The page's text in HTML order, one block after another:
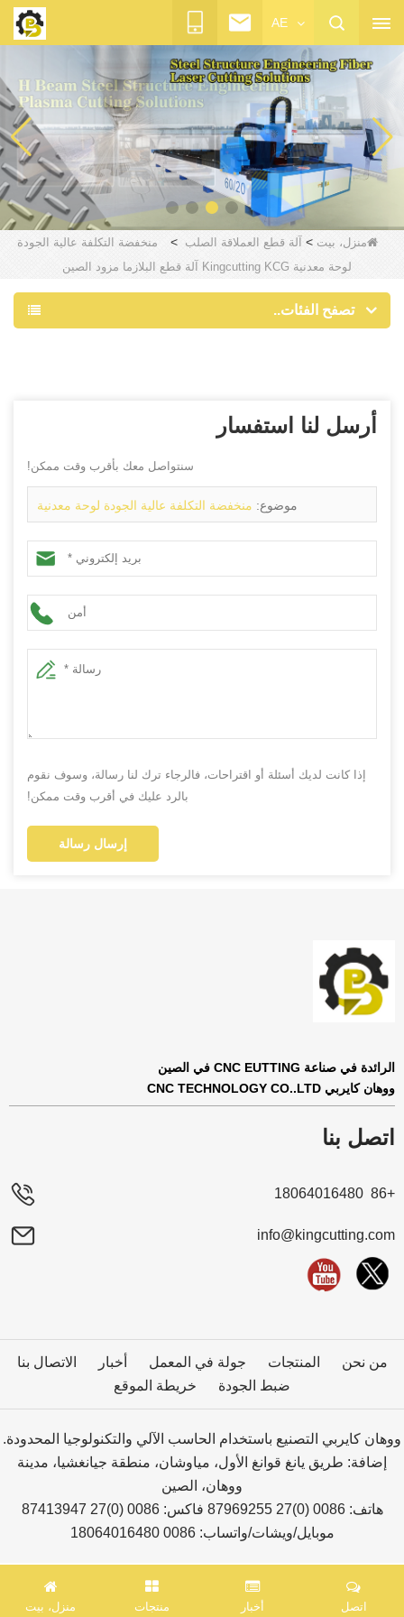
AE
منزل، بيت > آلة قطع العملاقة الصلب >
منخفضة التكلفة عالية الجودة
لوحة معدنية Kingcutting KCG آلة قطع البلازما مزود الصين
تصفح الفئات..
أرسل لنا استفسار
سنتواصل معك بأقرب وقت ممكن!
موضوع: منخفضة التكلفة عالية الجودة لوحة معدنية
Kingcutting KCG آلة قطع البلازما مزود الصين
إذا كانت لديك أسئلة أو اقتراحات، فالرجاء ترك لنا رسالة، وسوف نقوم
بالرد عليك في أقرب وقت ممكن!
إرسال رسالة
الرائدة في صناعة CNC EUTTING في الصين
ووهان كايربي CNC TECHNOLOGY CO..LTD
اتصل بنا
+86 18064016480
info@kingcutting.com
من نحن المنتجات جولة في المعمل أخبار
الاتصال بنا
ضبط الجودة
خريطة الموقع
ووهان كايربي التصنيع باستخدام الحاسب الآلي والتكنولوجيا المحدودة.
إضافة: طريق يانغ قوانغ الأول، مياوشان، منطقة جيانغشيا، مدينة
ووهان، الصين
هاتف: 0086 (0)27 87969255 فاكس: 0086 (0)27 87413947
موبايل/ويشات/واتساب: 0086 18064016480
منزل، بيت منتجات أخبار اتصل